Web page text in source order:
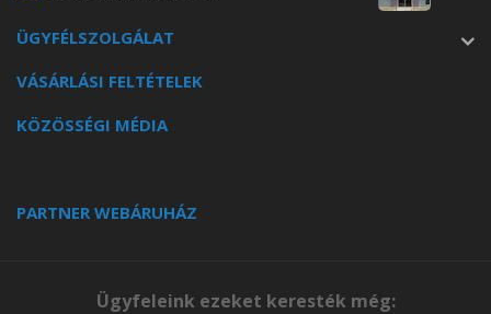
ÜGYFÉLSZOLGÁLAT
VÁSÁRLÁSI FELTÉTELEK
KÖZÖSSÉGI MÉDIA
PARTNER WEBÁRUHÁZ
Ügyfeleink ezeket keresték még: